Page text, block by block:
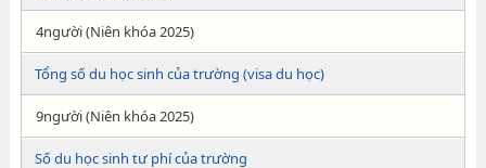
4người (Niên khóa 2025)
Tổng số du học sinh của trường (visa du học)
9người (Niên khóa 2025)
Số du học sinh tư phí của trường